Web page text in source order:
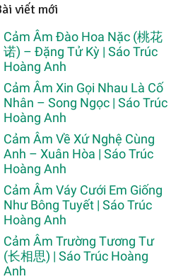
viết mới
Cảm Âm Đào Hoa Nặc (桃花
诺) – Đặng Tử Kỳ | Sáo Trúc
Hoàng Anh
Cảm Âm Xin Gọi Nhau Là Cố
Nhân – Song Ngọc | Sáo Trúc
Hoàng Anh
Cảm Âm Về Xứ Nghệ Cùng
Anh – Xuân Hòa | Sáo Trúc
Hoàng Anh
Cảm Âm Váy Cưới Em Giống
Như Bông Tuyết | Sáo Trúc
Hoàng Anh
Cảm Âm Trường Tương Tư
(长相思) | Sáo Trúc Hoàng
Anh